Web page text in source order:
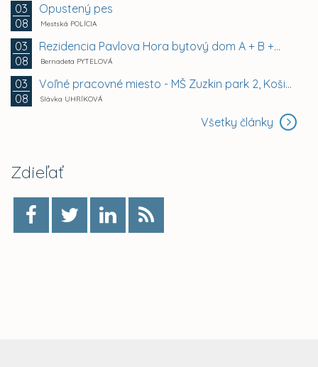
03
08
Opustený pes
Mestská POLÍCIA
03
08
Rezidencia Pavlova Hora bytový dom A + B +...
Bernadeta PYTELOVÁ
03
08
Voľné pracovné miesto - MŠ Zuzkin park 2, Košice -...
Slávka UHRÍKOVÁ
Všetky články
Zdieľať